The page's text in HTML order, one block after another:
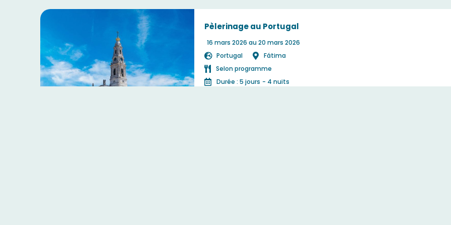
Pèlerinage au Portugal
16 mars 2026 au 20 mars 2026
Portugal
Fátima
Selon programme
Durée : 5 jours - 4 nuits